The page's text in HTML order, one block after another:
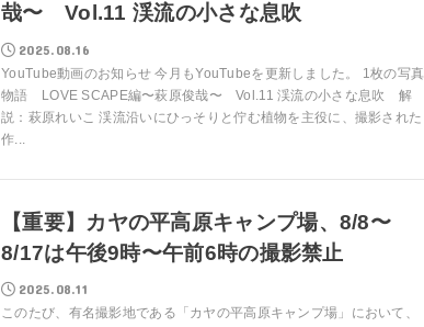
哉〜 Vol.11 渓流の小さな息吹
2025.08.16
YouTube動画のお知らせ 今月もYouTubeを更新しました。 1枚の写真
物語 LOVE SCAPE編〜萩原俊哉〜 Vol.11 渓流の小さな息吹 解
説：萩原れいこ 渓流沿いにひっそりと佇む植物を主役に、撮影された
作...
【重要】カヤの平高原キャンプ場、8/8〜
8/17は午後9時〜午前6時の撮影禁止
2025.08.11
このたび、有名撮影地である「カヤの平高原キャンプ場」において、